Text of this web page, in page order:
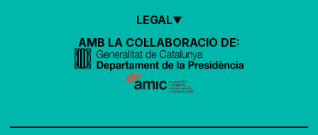
LEGAL
AMB LA COL·LABORACIÓ DE: